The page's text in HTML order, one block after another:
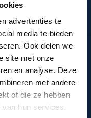
advertenties te
media te bieden
Ook delen we
site met onze
en analyse. Deze
met andere
of die ze hebben
hun services.
zakelijk | particulier
zakelijk particulier
zakelijk | particulier